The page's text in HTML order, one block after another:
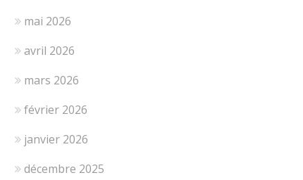
mai 2026
avril 2026
mars 2026
février 2026
janvier 2026
décembre 2025